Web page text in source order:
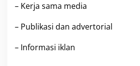
– Kerja sama media
– Publikasi dan advertorial
– Informasi iklan